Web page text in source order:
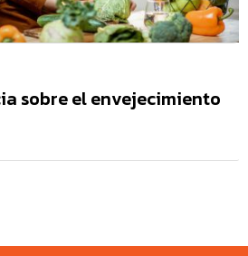
sobre el envejecimiento